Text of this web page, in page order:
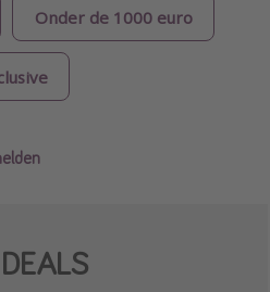
Onder de 1000 euro